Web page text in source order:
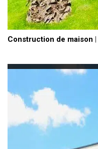
Construction de maison |